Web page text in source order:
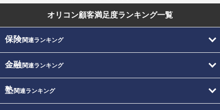
オリコン顧客満足度ランキング一覧
保険関連ランキング
金融関連ランキング
塾関連ランキング